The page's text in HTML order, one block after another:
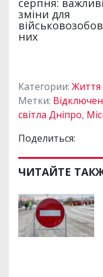
Категории: Життя
Метки:
світла Дніпро,
Поделиться:
ЧИТАЙТЕ